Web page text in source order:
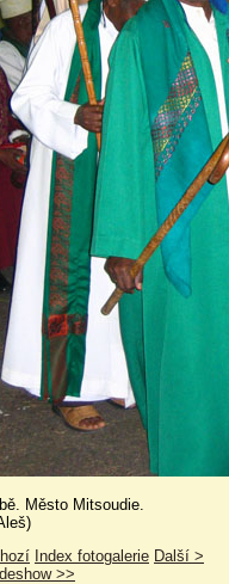
Město Mitsoudie.
Index fotogalerie Další >
>>